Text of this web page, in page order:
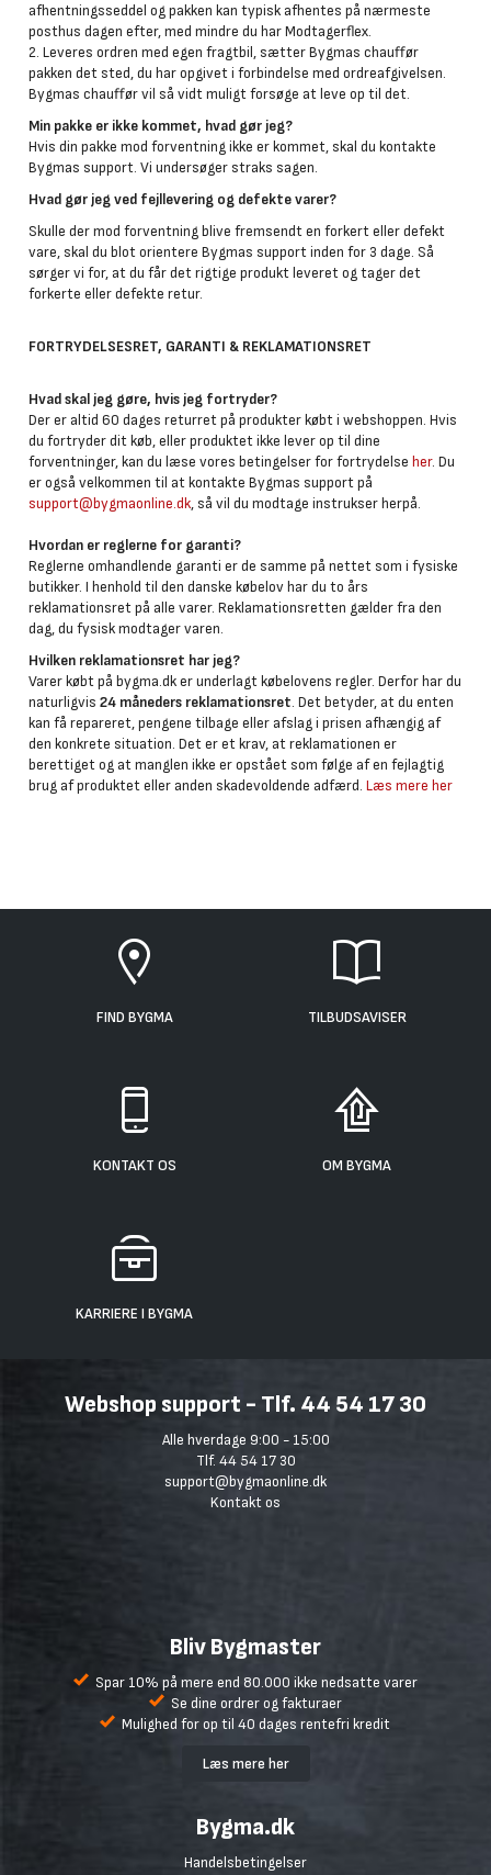
afhentningsseddel og pakken kan typisk afhentes på nærmeste
posthus dagen efter, med mindre du har Modtagerflex.
2. Leveres ordren med egen fragtbil, sætter Bygmas chauffør
pakken det sted, du har opgivet i forbindelse med ordreafgivelsen.
Bygmas chauffør vil så vidt muligt forsøge at leve op til det.
Min pakke er ikke kommet, hvad gør jeg?
Hvis din pakke mod forventning ikke er kommet, skal du kontakte
Bygmas support. Vi undersøger straks sagen.
Hvad gør jeg ved fejllevering og defekte varer?
Skulle der mod forventning blive fremsendt en forkert eller defekt
vare, skal du blot orientere Bygmas support inden for 3 dage. Så
sørger vi for, at du får det rigtige produkt leveret og tager det
forkerte eller defekte retur.
FORTRYDELSESRET, GARANTI & REKLAMATIONSRET
Hvad skal jeg gøre, hvis jeg fortryder?
Der er altid 60 dages returret på produkter købt i webshoppen. Hvis
du fortryder dit køb, eller produktet ikke lever op til dine
forventninger, kan du læse vores betingelser for fortrydelse her. Du
er også velkommen til at kontakte Bygmas support på
support@bygmaonline.dk, så vil du modtage instrukser herpå.
Hvordan er reglerne for garanti?
Reglerne omhandlende garanti er de samme på nettet som i fysiske
butikker. I henhold til den danske købelov har du to års
reklamationsret på alle varer. Reklamationsretten gælder fra den
dag, du fysisk modtager varen.
Hvilken reklamationsret har jeg?
Varer købt på bygma.dk er underlagt købelovens regler. Derfor har du
naturligvis 24 måneders reklamationsret. Det betyder, at du enten
kan få repareret, pengene tilbage eller afslag i prisen afhængig af
den konkrete situation. Det er et krav, at reklamationen er
berettiget og at manglen ikke er opstået som følge af en fejlagtig
brug af produktet eller anden skadevoldende adfærd. Læs mere her
FIND BYGMA TILBUDSAVISER
KONTAKT OS OM BYGMA
KARRIERE I BYGMA
Webshop support - Tlf. 44 54 17 30
Alle hverdage 9:00 - 15:00
Tlf. 44 54 17 30
support@bygmaonline.dk
Kontakt os
Bliv Bygmaster
Spar 10% på mere end 80.000 ikke nedsatte varer
Se dine ordrer og fakturaer
Mulighed for op til 40 dages rentefri kredit
Læs mere her
Bygma.dk
Handelsbetingelser